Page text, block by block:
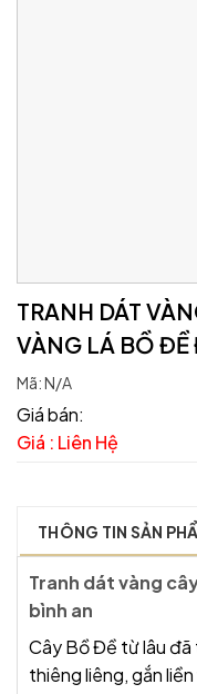
TRANH DÁT
VÀNG LÁ BỒ ĐỀ
Mã:N/A
Giá bán:
Giá : Liên Hệ
THÔNG TIN SẢN
Tranh dát vàng
bình an
Cây Bồ Đề từ lâu
thiêng liêng, gắn